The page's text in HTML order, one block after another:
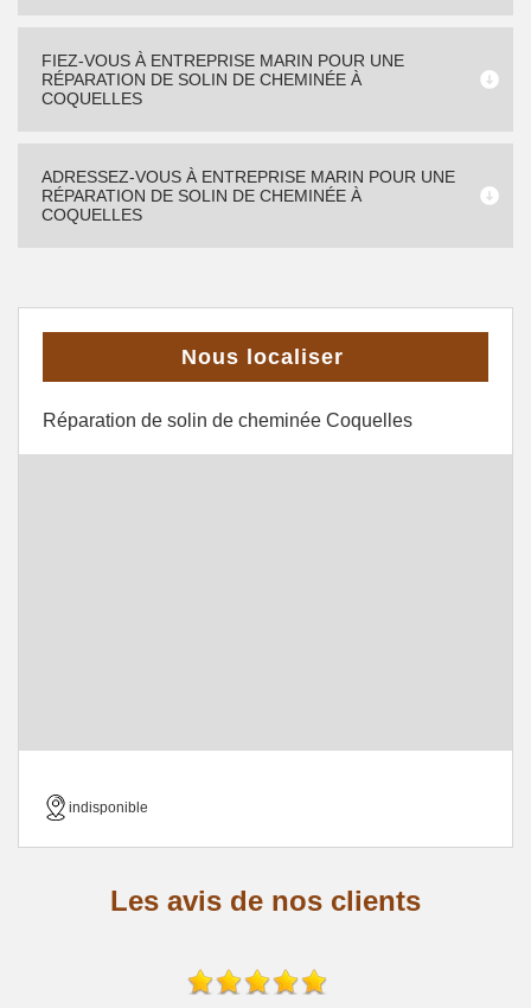
FIEZ-VOUS À ENTREPRISE MARIN POUR UNE
RÉPARATION DE SOLIN DE CHEMINÉE À
COQUELLES
ADRESSEZ-VOUS À ENTREPRISE MARIN POUR UNE
RÉPARATION DE SOLIN DE CHEMINÉE À
COQUELLES
Nous localiser
Réparation de solin de cheminée Coquelles
indisponible
Les avis de nos clients